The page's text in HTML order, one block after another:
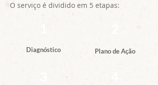
O serviço é dividido em 5 etapas:
Diagnóstico Plano de Ação
3